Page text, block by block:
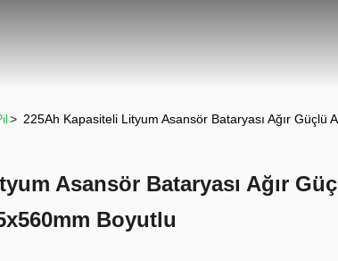
> 225Ah Kapasiteli Lityum Asansör Bataryası Ağır Güçlü
Asansör Bataryası Ağır
Boyutlu